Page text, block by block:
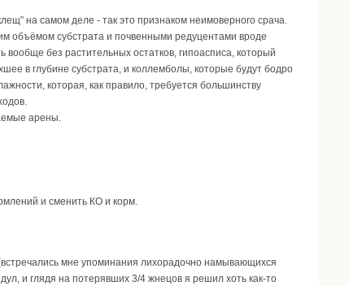
на самом деле - так это признаком неимоверного срача.
объёмом субстрата и почвенными редуцентами вроде
без растительных остатков, гипоасписа, который
в глубине субстрата, и коллемболы, которые будут бодро
которая, как правило, требуется большинству
арены.
и сменить КО и корм.
мне упоминания лихорадочно намывающихся
и глядя на потерявших 3/4 жнецов я решил хоть как-то